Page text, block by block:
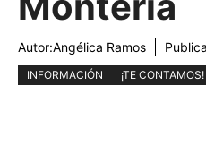
Autor:Angélica Ramos
INFORMACIÓN ¡TE CONTAMOS!